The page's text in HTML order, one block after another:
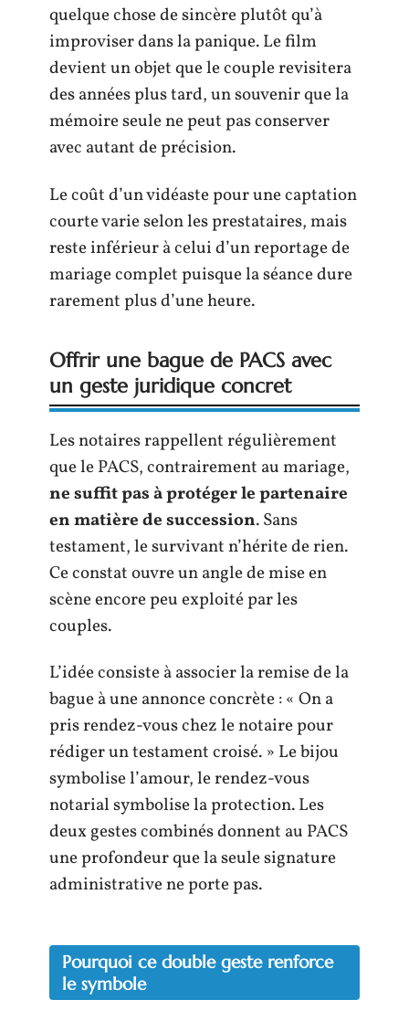
quelque chose de sincère plutôt qu’à
improviser dans la panique. Le film
devient un objet que le couple revisitera
des années plus tard, un souvenir que la
mémoire seule ne peut pas conserver
avec autant de précision.
Le coût d’un vidéaste pour une captation
courte varie selon les prestataires, mais
reste inférieur à celui d’un reportage de
mariage complet puisque la séance dure
rarement plus d’une heure.
Offrir une bague de PACS avec
un geste juridique concret
Les notaires rappellent régulièrement
que le PACS, contrairement au mariage,
ne suffit pas à protéger le partenaire
en matière de succession. Sans
testament, le survivant n’hérite de rien.
Ce constat ouvre un angle de mise en
scène encore peu exploité par les
couples.
L’idée consiste à associer la remise de la
bague à une annonce concrète : « On a
pris rendez-vous chez le notaire pour
rédiger un testament croisé. » Le bijou
symbolise l’amour, le rendez-vous
notarial symbolise la protection. Les
deux gestes combinés donnent au PACS
une profondeur que la seule signature
administrative ne porte pas.
Pourquoi ce double geste renforce
le symbole